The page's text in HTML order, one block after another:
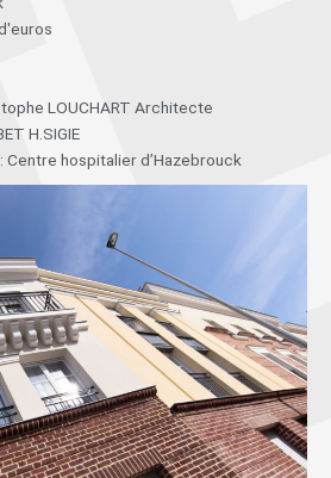
LOUCHART Architecte
H.SIGIE
Centre hospitalier d’Hazebrouck